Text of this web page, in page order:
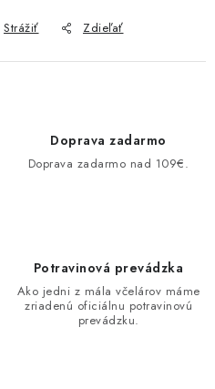
Strážiť Zdieľať
Doprava zadarmo
Doprava zadarmo nad 109€.
Potravinová prevádzka
Ako jedni z mála včelárov máme
zriadenú oficiálnu potravinovú
prevádzku.